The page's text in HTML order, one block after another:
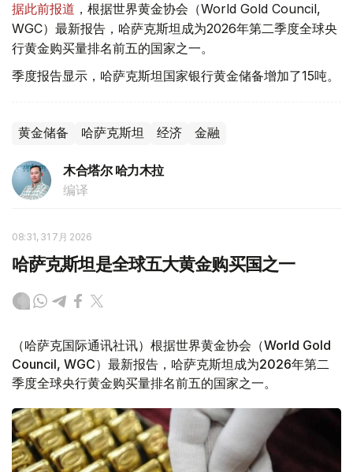
据此前报道 ，根据世界黄金协会（World Gold Council,
WGC）最新报告，哈萨克斯坦成为2026年第二季度全球央
行黄金购买量排名前五的国家之一。
季度报告显示，哈萨克斯坦国家银行黄金储备增加了15吨。
黄金储备 哈萨克斯坦 经济 金融
木合塔尔 哈力木拉
编译
08:31, 31 7月 2026
哈萨克斯坦是全球五大黄金购买国之一
（哈萨克国际通讯社讯）根据世界黄金协会（World Gold
Council, WGC）最新报告，哈萨克斯坦成为2026年第二
季度全球央行黄金购买量排名前五的国家之一。